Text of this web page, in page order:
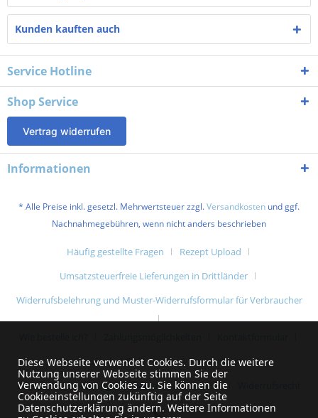
Kunden kauften auch
Service Hotline
Shop Service
Vertrag widerrufen
Informationen
* Alle Preise inkl. gesetzl. Mehrwertsteuer zzgl.Versandkosten und ggf.
Nachnahmegebühren, wenn nicht anders beschrieben
Häufig gestellte Fragen
Rezept Upload
Umsatzsteuerfreie Lieferungen in Drittländer
Widerrufsbelehrung und Muster-Widerrufsformular für Verbraucher
Impressum
AGB
Liefer- & Versandkosten
Datenschutzerklärung und Datenschutzhinweise
Diese Webseite verwendet Cookies. Durch die weitere
Nutzung unserer Webseite stimmen Sie der
Verwendung von Cookies zu. Sie können die
Cookieeinstellungen zukünftig auf der Seite
Datenschutzerklärung ändern. Weitere Informationen